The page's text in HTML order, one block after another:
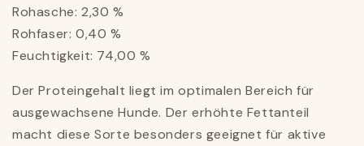
Rohasche: 2,30 %
Rohfaser: 0,40 %
Feuchtigkeit: 74,00 %
Der Proteingehalt liegt im optimalen Bereich für
ausgewachsene Hunde. Der erhöhte Fettanteil
macht diese Sorte besonders geeignet für aktive